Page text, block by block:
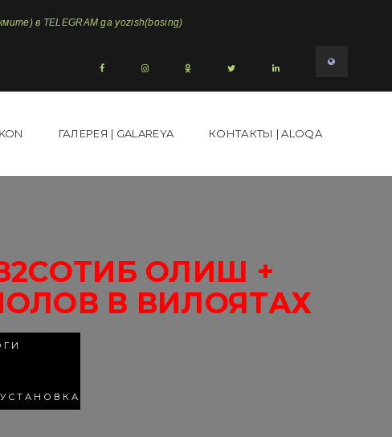
в TELEGRAM ga yozish(bosing)
ГАЛЕРЕЯ | GALAREYA КОНТАКТЫ | ALOQA
ОЛИШ +
В ВИЛОЯТАХ